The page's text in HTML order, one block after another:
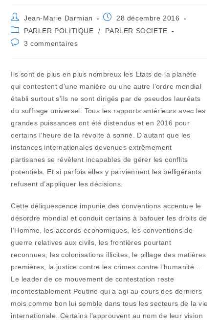
Auteur/autrice
de
la
publication :
Jean-Marie Darmian
Publication
28 décembre 2016
Post
category:
PARLER POLITIQUE /
PARLER SOCIETE
Commentaires
publication :
3 commentaires
Ils sont de plus en plus nombreux les Etats de la planète
qui contestent d’une manière ou une autre l’ordre mondial
établi surtout s’ils ne sont dirigés par de pseudos lauréats
du suffrage universel. Tous les rapports antérieurs avec les
grandes puissances ont été distendus et en 2016 pour
certains l’heure de la révolte à sonné. D’autant que les
instances internationales devenues extrêmement
partisanes se révèlent incapables de gérer les conflits
potentiels. Et si parfois elles y parviennent les belligérants
refusent d’appliquer les décisions.
Cette déliquescence impunie des conventions accentue le
désordre mondial et conduit certains à bafouer les droits de
l’Homme, les accords économiques, les conventions de
guerre relatives aux civils, les frontières pourtant
reconnues, les colonisations illicites, le pillage des matières
premières, la justice contre les crimes contre l’humanité…
Le leader de ce mouvement de contestation reste
incontestablement Poutine qui a agi au cours des derniers
mois comme bon lui semble dans tous les secteurs de la vie
internationale. Certains l’approuvent au nom de leur vision